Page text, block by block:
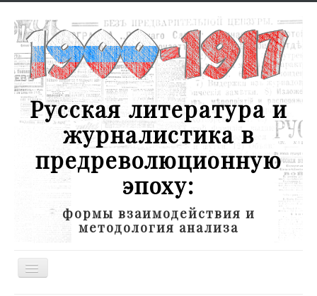
Русская литература и
журналистика в
предреволюционную
эпоху:
формы взаимодействия и
методология анализа
Toggle